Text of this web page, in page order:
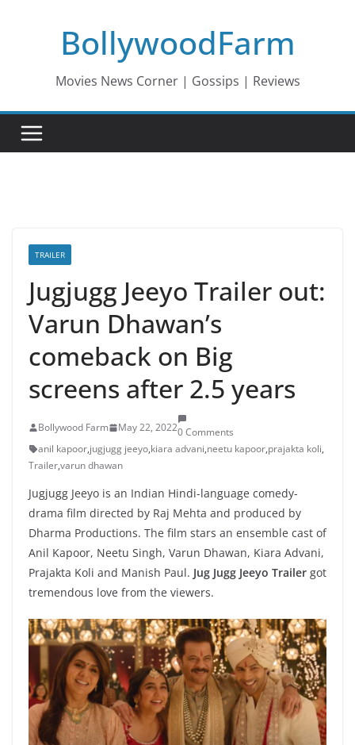
BollywoodFarm
Movies News Corner | Gossips | Reviews
TRAILER
Jugjugg Jeeyo Trailer out:
Varun Dhawan’s
comeback on Big
screens after 2.5 years
Bollywood Farm May 22, 20220 Comments
anil kapoor,jugjugg jeeyo,kiara advani,neetu kapoor,prajakta koli,
Trailer,varun dhawan
Jugjugg Jeeyo is an Indian Hindi-language comedy-
drama film directed by Raj Mehta and produced by
Dharma Productions. The film stars an ensemble cast of
Anil Kapoor, Neetu Singh, Varun Dhawan, Kiara Advani,
Prajakta Koli and Manish Paul. Jug Jugg Jeeyo Trailer got
tremendous love from the viewers.